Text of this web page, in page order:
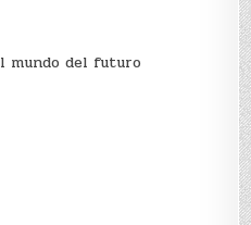
mundo del futuro